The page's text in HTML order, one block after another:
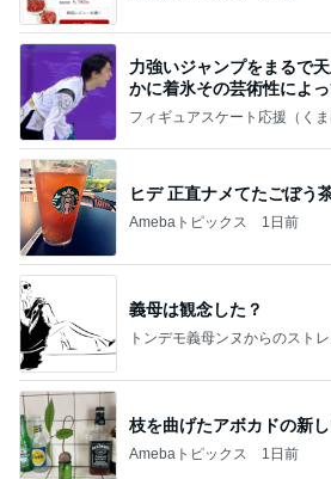
力強いジャンプをまるで
かに着氷その芸術性によ
なす
フィギュアスケート応援（くま
ヒデ 正直ナメてたごぼう
Amebaトピックス 1日前
義母は観念した？
トンデモ義母ンヌからのストレ
枝を曲げたアボカドの新
Amebaトピックス 1日前